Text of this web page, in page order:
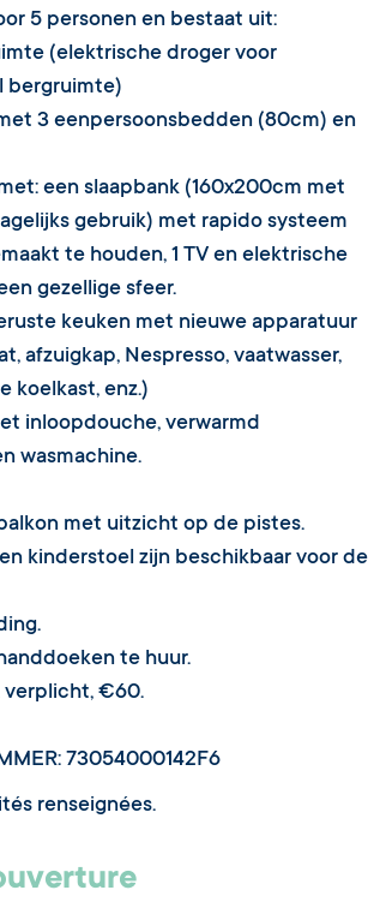
5 personen en bestaat uit:
(elektrische droger voor
bergruimte)
3 eenpersoonsbedden (80cm) en
een slaapbank (160x200cm met
gebruik) met rapido systeem
te houden, 1 TV en elektrische
gezellige sfeer.
keuken met nieuwe apparatuur
afzuigkap, Nespresso, vaatwasser,
koelkast, enz.)
inloopdouche, verwarmd
wasmachine.
met uitzicht op de pistes.
kinderstoel zijn beschikbaar voor de
te huur.
verplicht, €60.
73054000142F6
renseignées.